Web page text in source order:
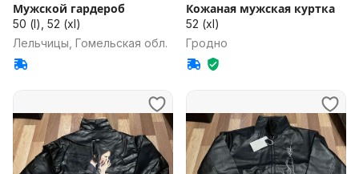
Мужской гардероб
50 (l), 52 (xl)
Лельчицы, Гомельская обл.
Кожаная мужская куртка
52 (xl)
Гродно